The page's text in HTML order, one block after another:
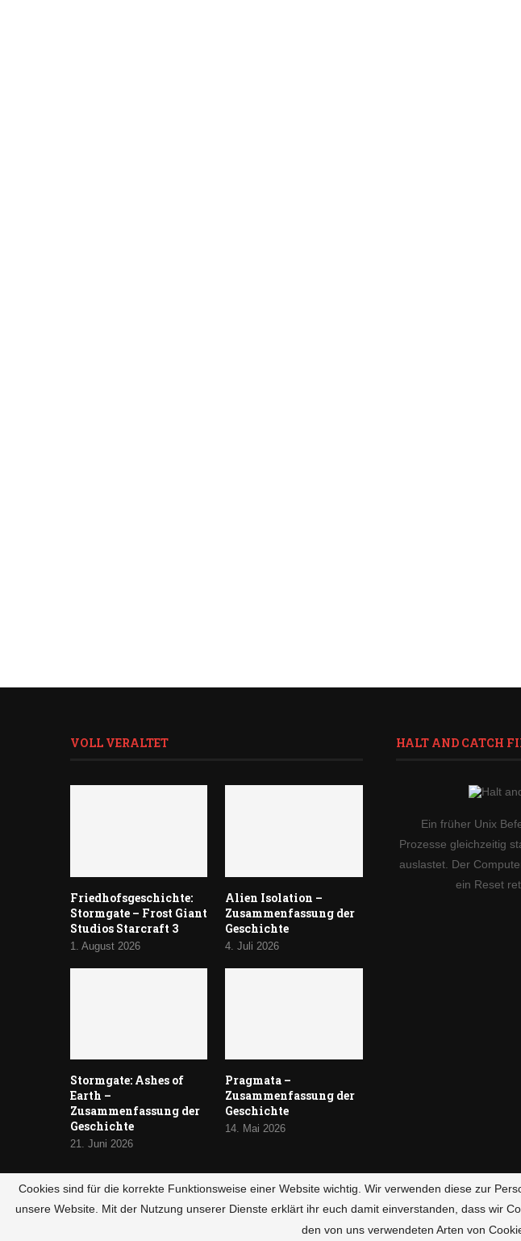
VOLL VERALTET
Friedhofsgeschichte:
Stormgate – Frost Giant
Studios Starcraft 3
1. August 2026
Alien Isolation –
Zusammenfassung der
Geschichte
4. Juli 2026
Stormgate: Ashes of
Earth –
Zusammenfassung der
Geschichte
21. Juni 2026
Pragmata –
Zusammenfassung der
Geschichte
14. Mai 2026
HALT AND CATCH
Ein früher Unix
Prozesse gleichzeitig
auslastet. Der
ein Reset
Cookies sind für die korrekte Funktionsweise einer Website wichtig. Wir verwenden diese zur
unsere Website. Mit der Nutzung unserer Dienste erklärt ihr euch damit einverstanden, dass wir
den von uns verwendeten Arten von